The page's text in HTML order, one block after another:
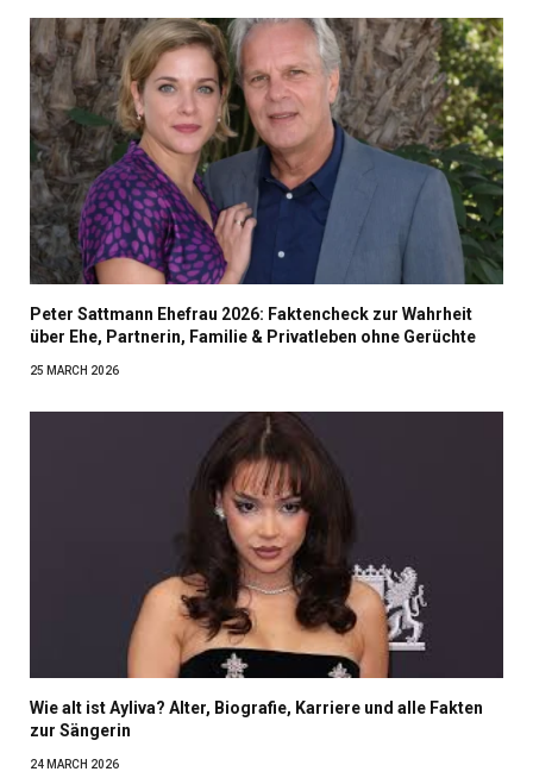
Peter Sattmann Ehefrau 2026: Faktencheck zur Wahrheit
über Ehe, Partnerin, Familie & Privatleben ohne Gerüchte
25 MARCH 2026
Wie alt ist Ayliva? Alter, Biografie, Karriere und alle Fakten
zur Sängerin
24 MARCH 2026